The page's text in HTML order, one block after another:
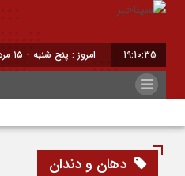
19:10:35 امروز : پنج شنبه - ۱۵ مرداد - ۱۴۰۵
دهان و دندان